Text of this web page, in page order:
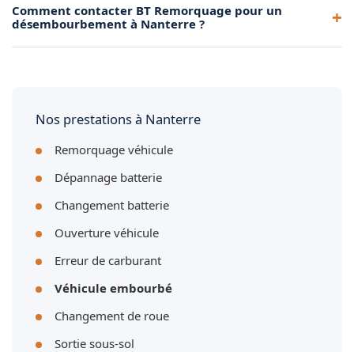
courantes. Nous utilisons le treuil et, si nécessaire, la grue
Comment contacter BT Remorquage pour un
désembourbement à Nanterre ?
Nos prestations à Nanterre
Remorquage véhicule
Dépannage batterie
Changement batterie
Ouverture véhicule
Erreur de carburant
Véhicule embourbé
Changement de roue
Sortie sous-sol